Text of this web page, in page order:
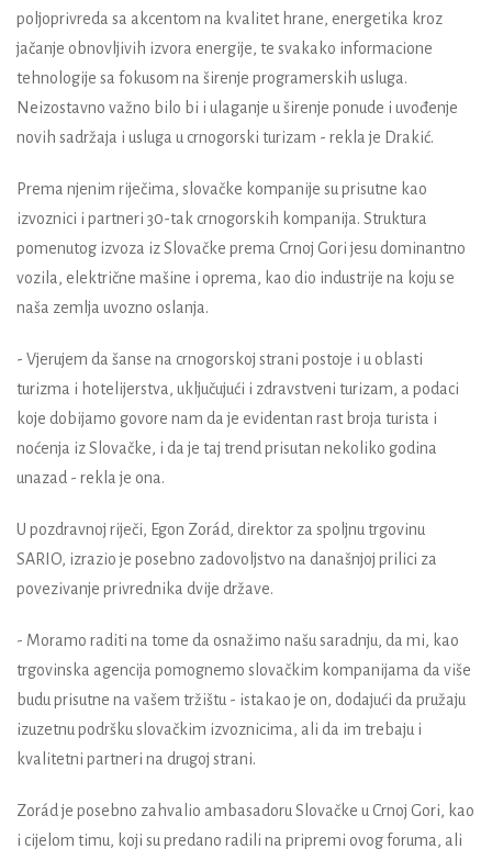
poljoprivreda sa akcentom na kvalitet hrane, energetika kroz
jačanje obnovljivih izvora energije, te svakako informacione
tehnologije sa fokusom na širenje programerskih usluga.
Neizostavno važno bilo bi i ulaganje u širenje ponude i uvođenje
novih sadržaja i usluga u crnogorski turizam - rekla je Drakić.
Prema njenim riječima, slovačke kompanije su prisutne kao
izvoznici i partneri 30-tak crnogorskih kompanija. Struktura
pomenutog izvoza iz Slovačke prema Crnoj Gori jesu dominantno
vozila, električne mašine i oprema, kao dio industrije na koju se
naša zemlja uvozno oslanja.
- Vjerujem da šanse na crnogorskoj strani postoje i u oblasti
turizma i hotelijerstva, uključujući i zdravstveni turizam, a podaci
koje dobijamo govore nam da je evidentan rast broja turista i
noćenja iz Slovačke, i da je taj trend prisutan nekoliko godina
unazad - rekla je ona.
U pozdravnoj riječi, Egon Zorád, direktor za spoljnu trgovinu
SARIO, izrazio je posebno zadovoljstvo na današnjoj prilici za
povezivanje privrednika dvije države.
- Moramo raditi na tome da osnažimo našu saradnju, da mi, kao
trgovinska agencija pomognemo slovačkim kompanijama da više
budu prisutne na vašem tržištu - istakao je on, dodajući da pružaju
izuzetnu podršku slovačkim izvoznicima, ali da im trebaju i
kvalitetni partneri na drugoj strani.
Zorád je posebno zahvalio ambasadoru Slovačke u Crnoj Gori, kao
i cijelom timu, koji su predano radili na pripremi ovog foruma, ali